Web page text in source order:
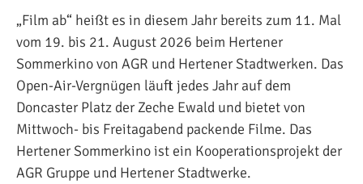
„Film ab“ heißt es in diesem Jahr bereits zum 11. Mal
vom 19. bis 21. August 2026 beim Hertener
Sommerkino von AGR und Hertener Stadtwerken. Das
Open-Air-Vergnügen läuft jedes Jahr auf dem
Doncaster Platz der Zeche Ewald und bietet von
Mittwoch- bis Freitagabend packende Filme. Das
Hertener Sommerkino ist ein Kooperationsprojekt der
AGR Gruppe und Hertener Stadtwerke.